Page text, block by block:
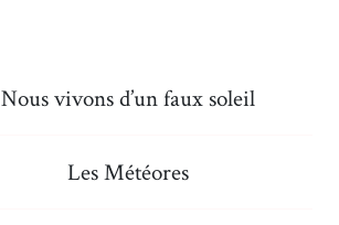
Nous vivons d’un faux soleil
Les Météores